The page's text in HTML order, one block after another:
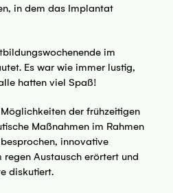
in dem das Implantat
im
Es war wie immer lustig,
hatten viel Spaß!
der frühzeitigen
Maßnahmen im Rahmen
innovative
Austausch erörtert und
diskutiert.